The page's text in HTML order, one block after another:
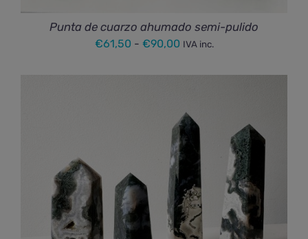
Punta de cuarzo ahumado semi-pulido
€61,50 - €90,00Rango
€61,50
hasta
€90,00
IVA inc.